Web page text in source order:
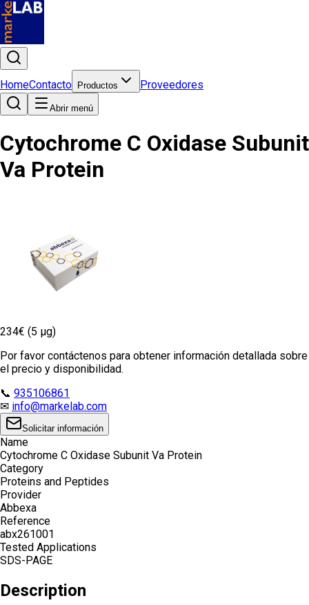
HomeContacto Productos Proveedores
Abrir menú
Cytochrome C Oxidase Subunit
Va Protein
234€ (5 µg)
Por favor contáctenos para obtener información detallada sobre
el precio y disponibilidad.
📞 935106861
✉ info@markelab.com
Solicitar información
Name
Cytochrome C Oxidase Subunit Va Protein
Category
Proteins and Peptides
Provider
Abbexa
Reference
abx261001
Tested Applications
SDS-PAGE
Description